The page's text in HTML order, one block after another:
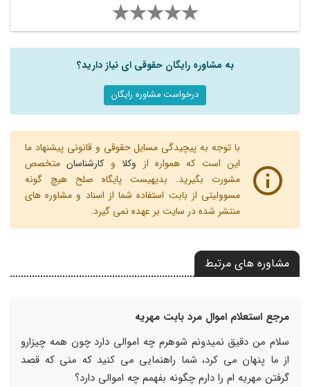
به مشاوره رایگان حقوقی ای نیاز دارید؟
درخواست مشاوره رایگان
با توجه به پیچیدگی مسایل حقوقی و قانونی پیشنهاد ما
این است که همواره از وکلاو کارشناسانمتخصص
مشورت بگیرید. بدیهیست پایگاه صلح هیچ گونه
مسوولیتی از بابت استفاده شما از اسناد و مشاوره های
منتشر شده در سایت بر عهده نمی گیرد.
مشاوره های مرتبط
مرجع استعلام اموال مرد بابت مهریه
سلام من دقیق نمیدونم شوهرم چه اموالی دارد چون همه چیزارو
از ما پنهان می کرد، شما راهنمایی می کنید که منی که قصد
گرفتن مهریه ام را دارم چگونه بفهمم چه اموالی دارد؟